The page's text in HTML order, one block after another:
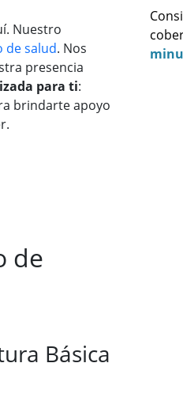
Nuestro
de salud. Nos
presencia
para ti:
brindarte apoyo
de
Básica